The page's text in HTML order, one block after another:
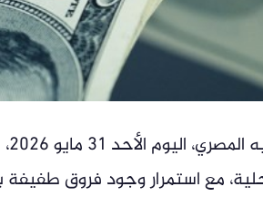
مع استمرار وجود فروق